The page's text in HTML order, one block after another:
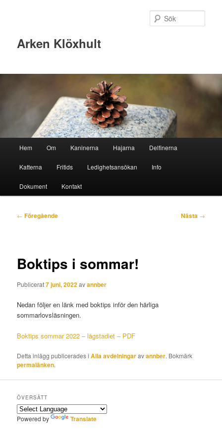
Arken Klöxhult
Hoppa
till
primärt
innehåll
Hoppa
till
sekundärt
innehåll
Hem Om Kaninerna Hajarna Delfinerna
Katterna Fritids Ledighetsansökan Info
Dokument Kontakt
Inläggsnavigering
← Föregående Nästa →
Boktips i sommar!
Publicerat7 juni, 2022avannber
Nedan följer en länk med boktips inför den härliga
sommarlovsläsningen.
Boktips sommar 2022 – lågstadiet – PDF
Detta inlägg publicerades iAlla avdelningaravannber. Bokmärk
permalänken.
ÖVERSÄTT
Powered by Translate